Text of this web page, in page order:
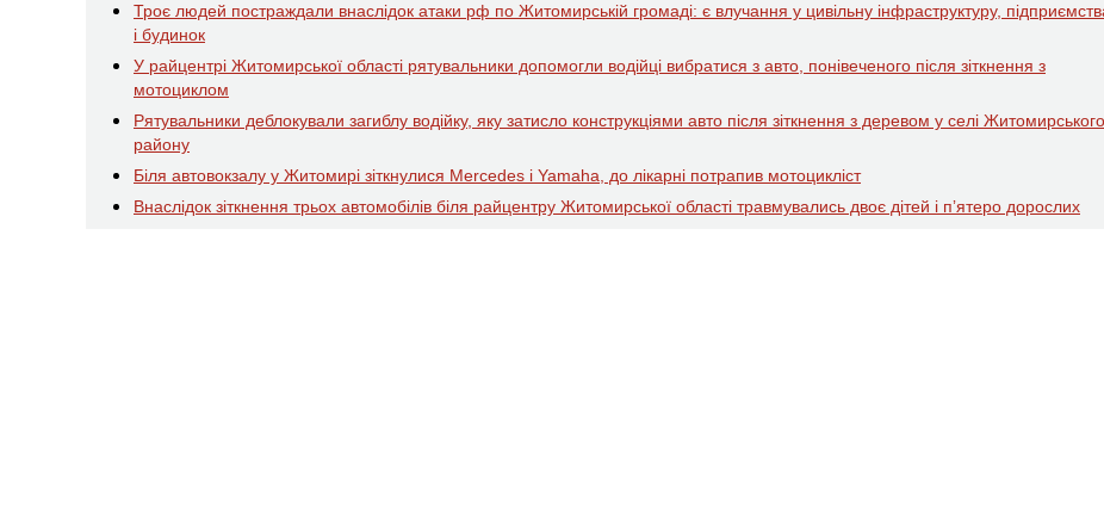
Троє людей постраждали внаслідок атаки рф по Житомирській громаді: є влучання у цивільну інфраструктуру,
і будинок
У райцентрі Житомирської області рятувальники допомогли водійці вибратися з авто, понівеченого після зіткнення з
мотоциклом
Рятувальники деблокували загиблу водійку, яку затисло конструкціями авто після зіткнення з деревом у селі Житомирського
району
Біля автовокзалу у Житомирі зіткнулися Mercedes і Yamaha, до лікарні потрапив мотоцикліст
Внаслідок зіткнення трьох автомобілів біля райцентру Житомирської області травмувались двоє дітей і пʼятеро дорослих